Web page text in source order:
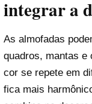
integrar a
As almofadas
quadros, mantas e
cor se repete em
fica mais